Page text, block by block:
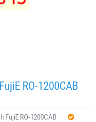
RO-1200CAB
FujiE RO-1200CAB